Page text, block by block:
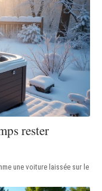
rester
une voiture laissée sur le